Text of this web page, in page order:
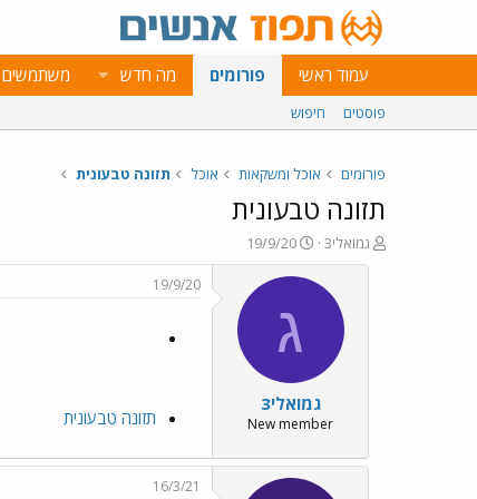
עמוד ראשי פורומים מה חדש משתמשים
פוסטים חיפוש
פורומים אוכל ומשקאות אוכל תזונה טבעונית
תזונה טבעונית
פ
ו
גמואלי3
פ
ו
ר
ם
ב
א
ר
י
19/9/20
ג
גמואלי3
New member
19/9/20
תזונה טבעונית
16/3/21